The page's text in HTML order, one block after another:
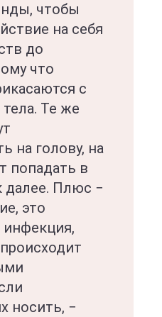
чтобы
на себя
до
что
с
Те же
на голову, на
попадать в
далее. Плюс −
это
инфекция,
носить, −